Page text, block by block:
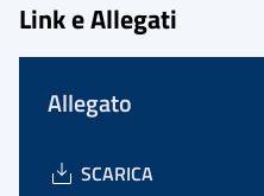
Link e Allegati
Allegato
SCARICA